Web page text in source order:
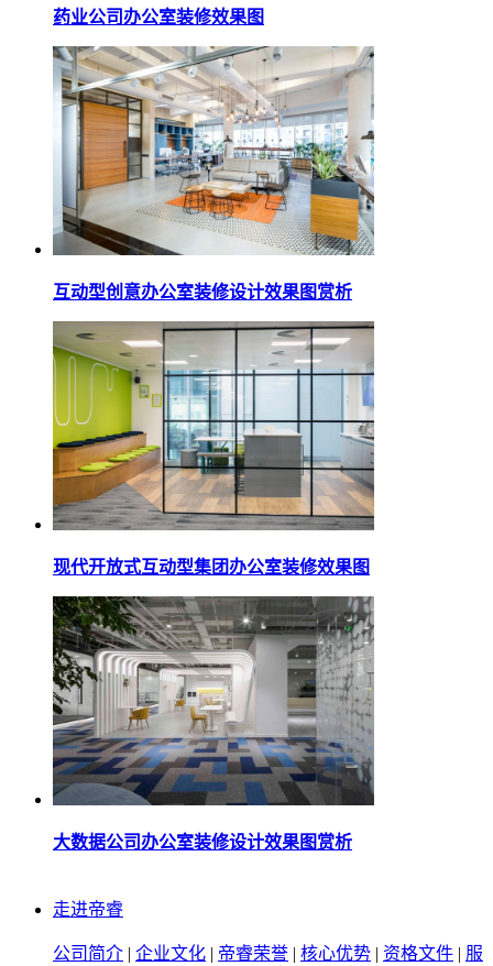
药业公司办公室装修效果图
互动型创意办公室装修设计效果图赏析
现代开放式互动型集团办公室装修效果图
大数据公司办公室装修设计效果图赏析
走进帝睿
公司简介 | 企业文化 | 帝睿荣誉 | 核心优势 | 资格文件 | 服